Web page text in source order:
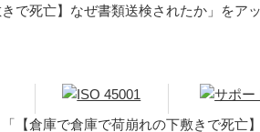
で死亡】なぜ書類送検されたか」を
「【倉庫で倉庫で荷崩れの下敷きで死亡